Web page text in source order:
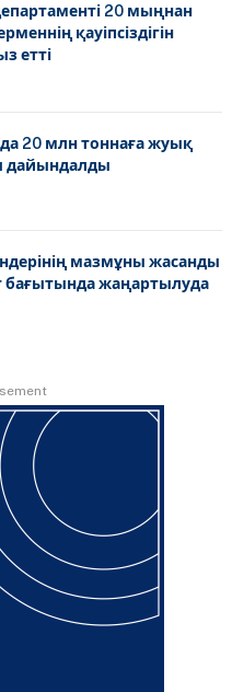
20 мыңнан
қауіпсіздігін
етті
20 млн тоннаға жуық
дайындалды
мазмұны жасанды
бағытында жаңартылуда